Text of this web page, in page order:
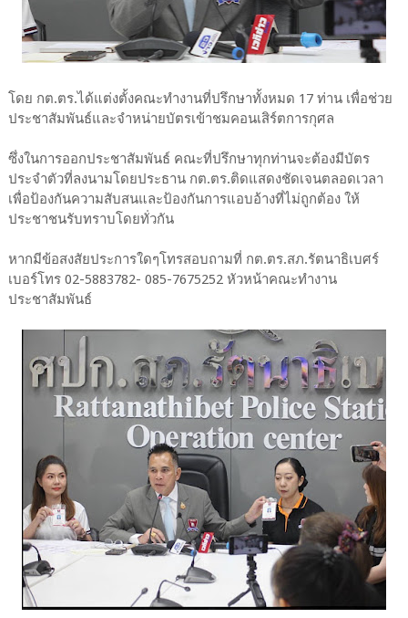
โดย กต.ตร.ได้แต่งตั้งคณะทำงานที่ปรึกษาทั้งหมด 17 ท่าน เพื่อช่วย
ประชาสัมพันธ์และจำหน่ายบัตรเข้าชมคอนเสิร์ตการกุศล
ซึ่งในการออกประชาสัมพันธ์ คณะที่ปรึกษาทุกท่านจะต้องมีบัตร
ประจำตัวที่ลงนามโดยประธาน กต.ตร.ติดแสดงชัดเจนตลอดเวลา
เพื่อป้องกันความสับสนและป้องกันการแอบอ้างที่ไม่ถูกต้อง ให้
ประชาชนรับทราบโดยทั่วกัน
หากมีข้อสงสัยประการใดๆโทรสอบถามที่ กต.ตร.สภ.รัตนาธิเบศร์
เบอร์โทร 02-5883782- 085-7675252 หัวหน้าคณะทำงาน
ประชาสัมพันธ์